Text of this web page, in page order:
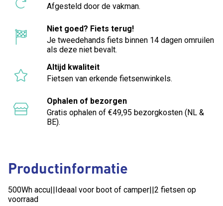
Productinformatie
500Wh accu||Ideaal voor boot of camper||2 fietsen op
voorraad
Afgesteld door de vakman.
Niet goed? Fiets terug!
Je tweedehands fiets binnen 14 dagen omruilen
als deze niet bevalt.
Altijd kwaliteit
Fietsen van erkende fietsenwinkels.
Ophalen of bezorgen
Gratis ophalen of €49,95 bezorgkosten (NL &
BE).